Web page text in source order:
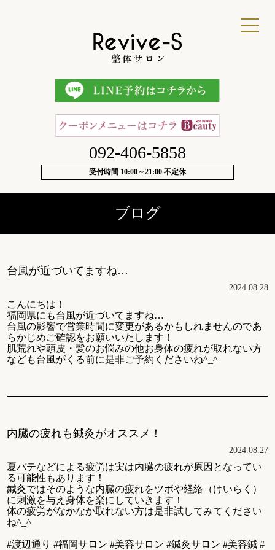
092-406-5858
受付時間 10:00～21:00 不定休
ブログ
台風が近づいてますね…
2024.08.28
こんにちは！
福岡県にも台風が近づいてますね…
台風の影響で営業時間に変更があるかもしれませんのであ
らかじめご確認をお願いいたします！
肌荒れや頭皮・髪のお悩みの他お身体の疲れが取れない方
なども台風がくる前に是非ご予約くださいね^_^
内臓の疲れも鍼灸がオススメ！
2024.08.27
夏バテなどによる疲労は実は内臓の疲れが原因となってい
る可能性もあります！
鍼灸ではそのような内臓の疲れをツボや経絡（けいらく）
に刺激を与え身体を楽にしていきます！
体の疲労がなかなか取れない方は是非試してみてください
ね^_^
#渡辺通り #福岡サロン #美容サロン #鍼灸サロン #美容鍼 #